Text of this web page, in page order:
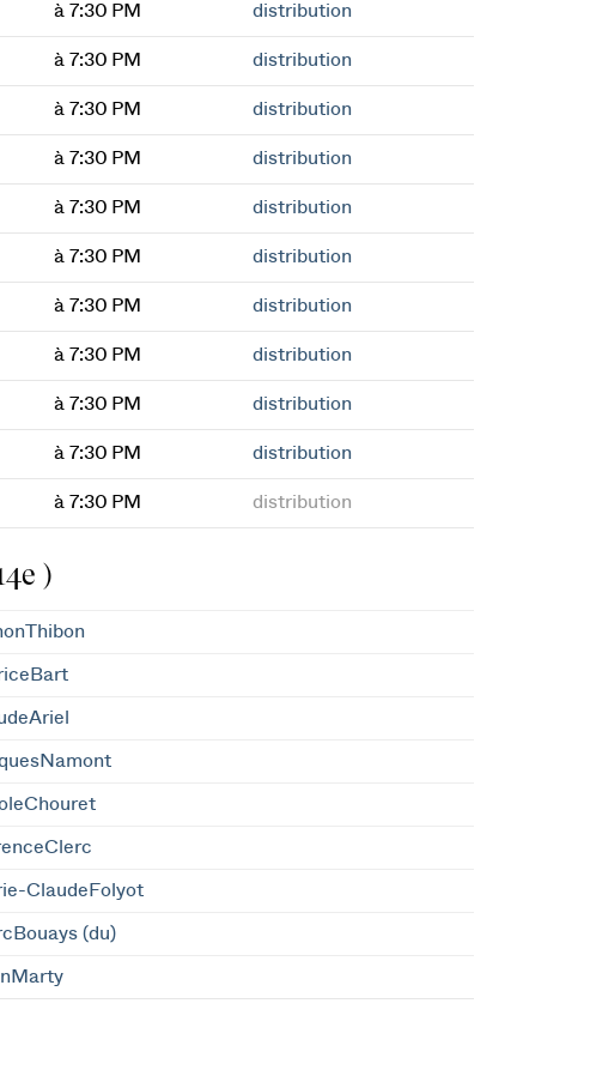
à 7:30 PM distribution
à 7:30 PM distribution
à 7:30 PM distribution
à 7:30 PM distribution
à 7:30 PM distribution
à 7:30 PM distribution
à 7:30 PM distribution
à 7:30 PM distribution
à 7:30 PM distribution
à 7:30 PM distribution
à 7:30 PM distribution
)
ClaudeFolyot
(du)